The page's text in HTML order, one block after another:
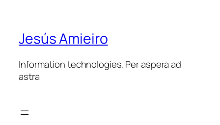
Jesús Amieiro
Information technologies. Per aspera ad
astra